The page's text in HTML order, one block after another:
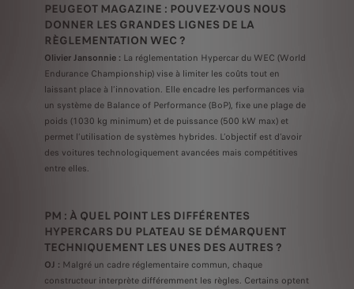
PEUGEOT MAGAZINE : POUVEZ-VOUS NOUS
DONNER LES GRANDES LIGNES DE LA
RÈGLEMENTATION WEC ?
Olivier Jansonnie : La réglementation Hypercar du WEC (World
Endurance Championship) vise à limiter les coûts tout en
laissant place à l’innovation. Elle encadre les performances via
un système de Balance of Performance (BoP), fixe une plage de
poids (1030 kg minimum) et de puissance (500 kW max) et
permet l’utilisation de systèmes hybrides. L’objectif est d’avoir
des voitures technologiquement avancées mais compétitives
entre elles.
PM : À QUEL POINT LES DIFFÉRENTES
HYPERCARS DU PLATEAU SE DÉMARQUENT
TECHNIQUEMENT LES UNES DES AUTRES ?
OJ : Malgré un cadre réglementaire commun, chaque
constructeur interprète différemment les règles. Certains optent